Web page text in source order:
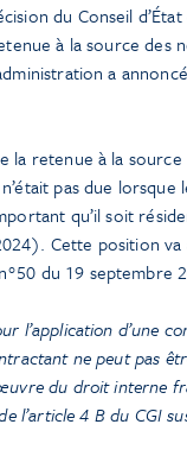
du Conseil
à la source des
a
la retenue à la
pas due lorsque
qu’il soit
Cette position va
du 19 septembre
l’application d’une
ne peut pas
du droit interne
l’article 4 B du CGI